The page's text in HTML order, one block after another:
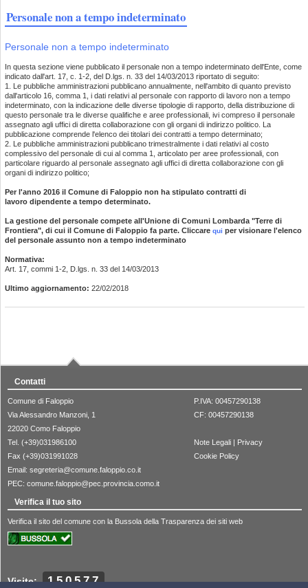
Personale non a tempo indeterminato
Personale non a tempo indeterminato
In questa sezione viene pubblicato il personale non a tempo indeterminato dell'Ente, come
indicato dall'art. 17, c. 1-2, del D.lgs. n. 33 del 14/03/2013 riportato di seguito:
1. Le pubbliche amministrazioni pubblicano annualmente, nell'ambito di quanto previsto
dall'articolo 16, comma 1, i dati relativi al personale con rapporto di lavoro non a tempo
indeterminato, con la indicazione delle diverse tipologie di rapporto, della distribuzione di
questo personale tra le diverse qualifiche e aree professionali, ivi compreso il personale
assegnato agli uffici di diretta collaborazione con gli organi di indirizzo politico. La
pubblicazione comprende l'elenco dei titolari dei contratti a tempo determinato;
2. Le pubbliche amministrazioni pubblicano trimestralmente i dati relativi al costo
complessivo del personale di cui al comma 1, articolato per aree professionali, con
particolare riguardo al personale assegnato agli uffici di diretta collaborazione con gli
organi di indirizzo politico;
Per l'anno 2016 il Comune di Faloppio non ha stipulato contratti di
lavoro dipendente a tempo determinato.
La gestione del personale compete all'Unione di Comuni Lombarda "Terre di
Frontiera", di cui il Comune di Faloppio fa parte. Cliccare qui per visionare l'elenco
del personale assunto non a tempo indeterminato
Normativa:
Art. 17, commi 1-2, D.lgs. n. 33 del 14/03/2013
Ultimo aggiornamento: 22/02/2018
Contatti
Comune di Faloppio
Via Alessandro Manzoni, 1
22020 Como Faloppio
Tel. (+39)031986100
Fax (+39)031991028
Email: segreteria@comune.faloppio.co.it
PEC: comune.faloppio@pec.provincia.como.it
P.IVA: 00457290138
CF: 00457290138
Note Legali | Privacy
Cookie Policy
Verifica il tuo sito
Verifica il sito del comune con la Bussola della Trasparenza dei siti web
Visite: 150577